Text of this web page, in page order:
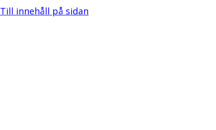
Till innehåll på sidan